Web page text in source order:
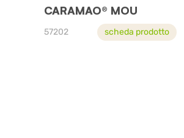
CARAMAO® MOU
57202 scheda prodotto